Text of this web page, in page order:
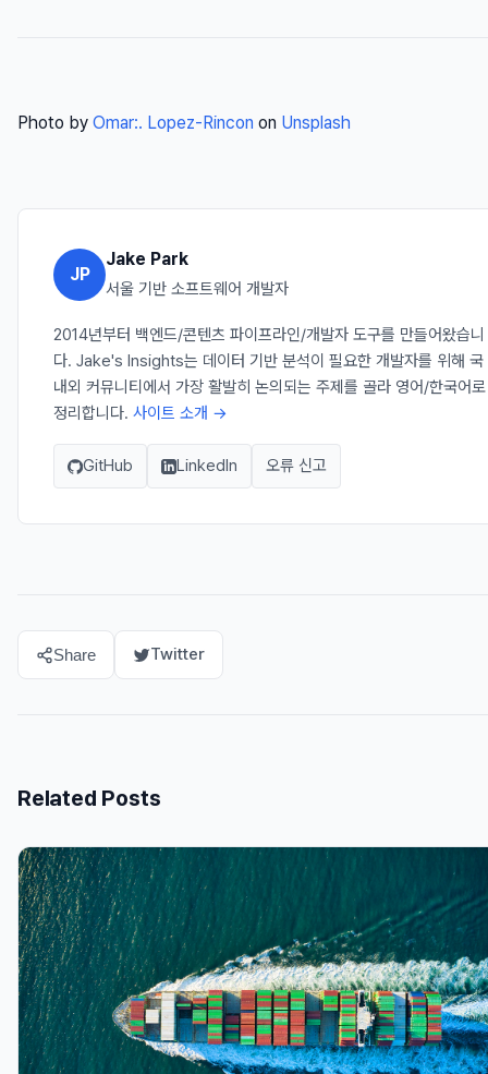
Photo by Omar:. Lopez-Rincon on Unsplash
JP
Jake Park
서울 기반 소프트웨어 개발자
2014년부터 백엔드/콘텐츠 파이프라인/개발자 도구를 만들어왔습니
다. Jake's Insights는 데이터 기반 분석이 필요한 개발자를 위해 국
내외 커뮤니티에서 가장 활발히 논의되는 주제를 골라 영어/한국어로
정리합니다. 사이트 소개 →
GitHub LinkedIn 오류 신고
Share Twitter
Related Posts